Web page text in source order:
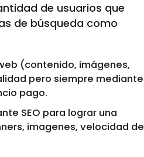
de usuarios que
de búsqueda como
(contenido, imágenes,
pero siempre mediante
pago.
SEO para lograr una
imagenes, velocidad de